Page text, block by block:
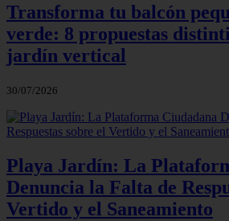
Transforma tu balcón
verde: 8 propuestas
jardín vertical
30/07/2026
Playa Jardín: La
Denuncia la Falta de
Vertido y el Saneamiento